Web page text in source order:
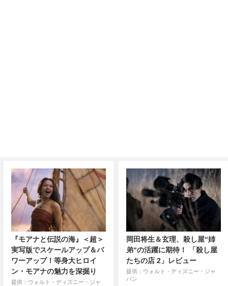
『モアナと伝説の海』＜超＞
実写版でスケールアップ＆パ
ワーアップ！等身大ヒロイ
ン・モアナの魅力を深掘り
提供：ウォルト・ディズニー・ジャ
岡田将生＆玄理、殺し屋“姉
弟“の活躍に期待！ 「殺し屋
たちの店 2」レビュー
提供：ウォルト・ディズニー・ジャ
パン